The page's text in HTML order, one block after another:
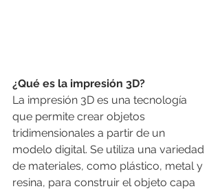
¿Qué es la impresión 3D?
La impresión 3D es una tecnología
que permite crear objetos
tridimensionales a partir de un
modelo digital. Se utiliza una variedad
de materiales, como plástico, metal y
resina, para construir el objeto capa